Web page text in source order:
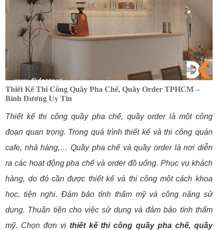
Thiết Kế Thi Công Quầy Pha Chế, Quầy Order TPHCM –
Bình Dương Uy Tín
Thiết kế thi công quầy pha chế, quầy order là một công
đoạn quan trọng. Trong quá trình thiết kế và thi công quán
cafe, nhà hàng,… Quầy pha chế và quầy order là nơi diễn
ra các hoạt động pha chế và order đồ uống. Phục vụ khách
hàng, do đó cần được thiết kế và thi công một cách khoa
học, tiện nghi. Đảm bảo tính thẩm mỹ và công năng sử
dụng. Thuận tiện cho việc sử dụng và đảm bảo tính thẩm
mỹ. Chọn đơn vị thiết kế thi công quầy pha chế, quầy